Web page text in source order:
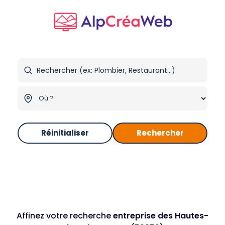
Réinitialiser Rechercher
Affinez votre rechercheentreprise des Hautes-